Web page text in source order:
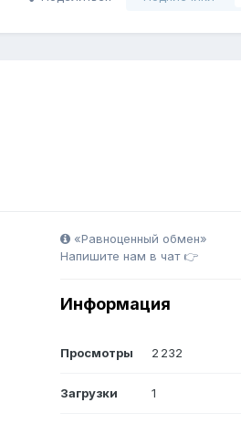
«Равноценный обмен»
Напишите нам в чат 👉
Информация
Просмотры 2 232
Загрузки 1